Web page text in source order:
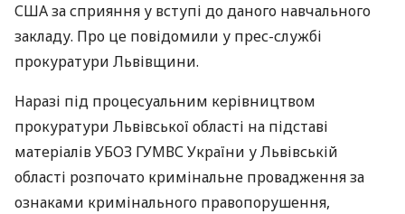
СШАза сприяння у вступі до даного навчального
закладу. Про це повідомили у прес-службі
прокуратури Львівщини.
Наразі під процесуальним керівництвом
прокуратури Львівської області на підставі
матеріалівУБОЗ ГУМВСУкраїни у Львівській
області розпочато кримінальне провадження за
ознаками кримінального правопорушення,